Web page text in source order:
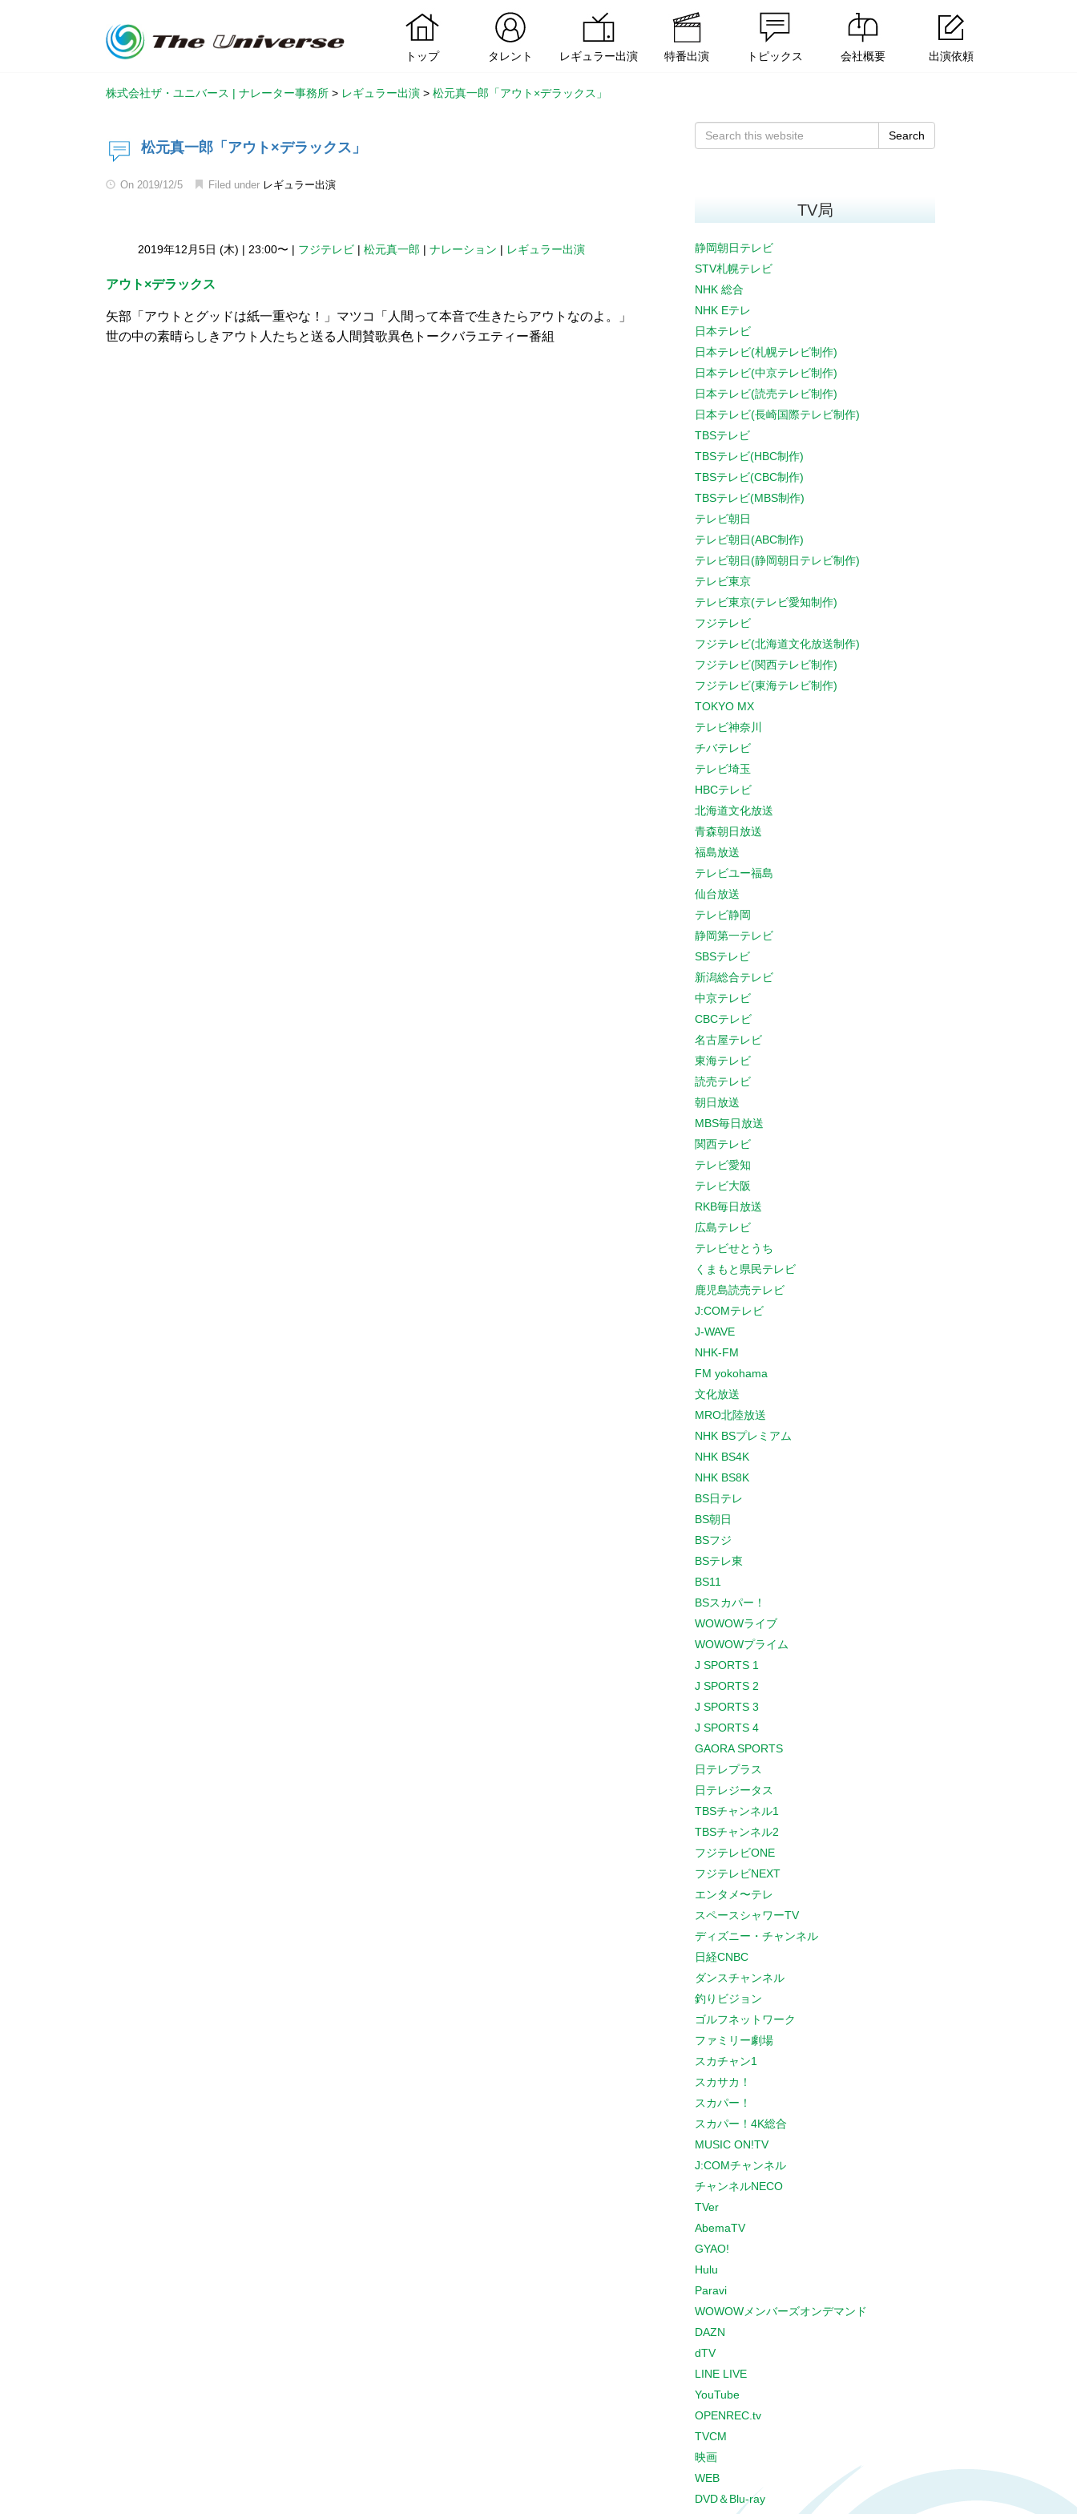
トップ タレント レギュラー出演 特番出演 トピックス 会社概要 出演依頼
株式会社ザ・ユニバース | ナレーター事務所 > レギュラー出演 > 松元真一郎「アウト×デラックス」
松元真一郎「アウト×デラックス」
On 2019/12/5 Filed under レギュラー出演
2019年12月5日 (木) | 23:00〜 | フジテレビ | 松元真一郎 | ナレーション | レギュラー出演
アウト×デラックス
矢部「アウトとグッドは紙一重やな！」マツコ「人間って本音で生きたらアウトなのよ。」
世の中の素晴らしきアウト人たちと送る人間賛歌異色トークバラエティー番組
Search
TV局
静岡朝日テレビ
STV札幌テレビ
NHK 総合
NHK Eテレ
日本テレビ
日本テレビ(札幌テレビ制作)
日本テレビ(中京テレビ制作)
日本テレビ(読売テレビ制作)
日本テレビ(長崎国際テレビ制作)
TBSテレビ
TBSテレビ(HBC制作)
TBSテレビ(CBC制作)
TBSテレビ(MBS制作)
テレビ朝日
テレビ朝日(ABC制作)
テレビ朝日(静岡朝日テレビ制作)
テレビ東京
テレビ東京(テレビ愛知制作)
フジテレビ
フジテレビ(北海道文化放送制作)
フジテレビ(関西テレビ制作)
フジテレビ(東海テレビ制作)
TOKYO MX
テレビ神奈川
チバテレビ
テレビ埼玉
HBCテレビ
北海道文化放送
青森朝日放送
福島放送
テレビユー福島
仙台放送
テレビ静岡
静岡第一テレビ
SBSテレビ
新潟総合テレビ
中京テレビ
CBCテレビ
名古屋テレビ
東海テレビ
読売テレビ
朝日放送
MBS毎日放送
関西テレビ
テレビ愛知
テレビ大阪
RKB毎日放送
広島テレビ
テレビせとうち
くまもと県民テレビ
鹿児島読売テレビ
J:COMテレビ
J-WAVE
NHK-FM
FM yokohama
文化放送
MRO北陸放送
NHK BSプレミアム
NHK BS4K
NHK BS8K
BS日テレ
BS朝日
BSフジ
BSテレ東
BS11
BSスカパー！
WOWOWライブ
WOWOWプライム
J SPORTS 1
J SPORTS 2
J SPORTS 3
J SPORTS 4
GAORA SPORTS
日テレプラス
日テレジータス
TBSチャンネル1
TBSチャンネル2
フジテレビONE
フジテレビNEXT
エンタメ〜テレ
スペースシャワーTV
ディズニー・チャンネル
日経CNBC
ダンスチャンネル
釣りビジョン
ゴルフネットワーク
ファミリー劇場
スカチャン1
スカサカ！
スカパー！
スカパー！4K総合
MUSIC ON!TV
J:COMチャンネル
チャンネルNECO
TVer
AbemaTV
GYAO!
Hulu
Paravi
WOWOWメンバーズオンデマンド
DAZN
dTV
LINE LIVE
YouTube
OPENREC.tv
TVCM
映画
WEB
DVD＆Blu-ray